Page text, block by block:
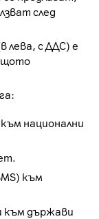
след
лева, с ДДС) е
национални
към
към държави